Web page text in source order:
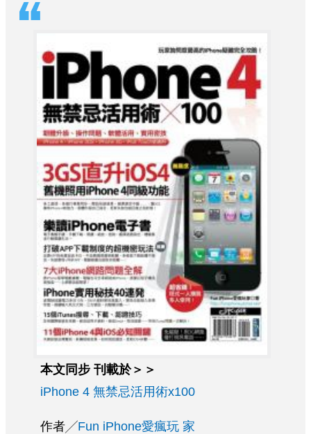
本文同步 刊載於＞＞
iPhone 4 無禁忌活用術x100
作者╱Fun iPhone愛瘋玩 家